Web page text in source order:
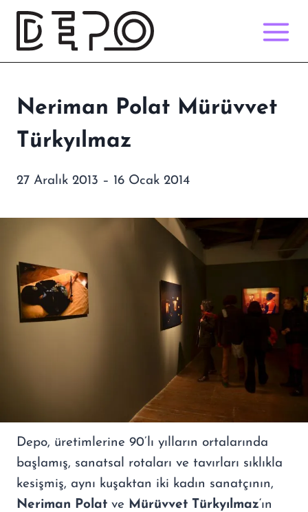
Skip
content
Neriman Polat Mürüvvet
Türkyılmaz
27 Aralık 2013 – 16 Ocak 2014
Depo, üretimlerine 90’lı yılların ortalarında
başlamış, sanatsal rotaları ve tavırları sıklıkla
kesişmiş, aynı kuşaktan iki kadın sanatçının,
Neriman Polat ve Mürüvvet Türkyılmaz‘ın